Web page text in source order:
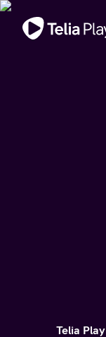
Viktigt meddelande
Telia Play